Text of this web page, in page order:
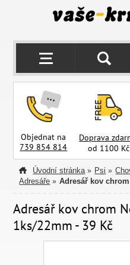
Objednat na
739 854 814
Doprava
od 1100 Kč
Úvodní stránka » Psi »
Adresáře » Adresář kov
Adresář kov chrom
1ks/22mm - 39 Kč